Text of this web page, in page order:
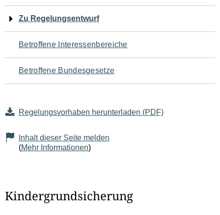
für
den
Seiteninhalt
Zu Regelungsentwurf
Betroffene Interessenbereiche
Betroffene Bundesgesetze
Regelungsvorhaben herunterladen (PDF)
Inhalt dieser Seite melden
(Mehr Informationen)
Kindergrundsicherung